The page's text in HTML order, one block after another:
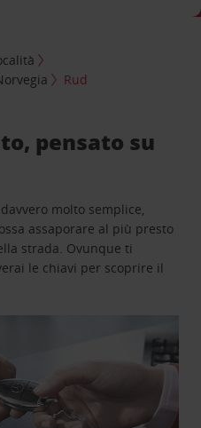
Rud
pensato su
molto semplice,
assaporare al più presto
strada. Ovunque ti
le chiavi per scoprire il